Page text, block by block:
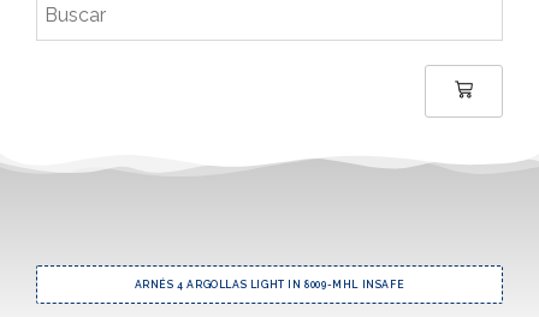
ARNÉS 4 ARGOLLAS LIGHT IN 8009-MHL INSAFE